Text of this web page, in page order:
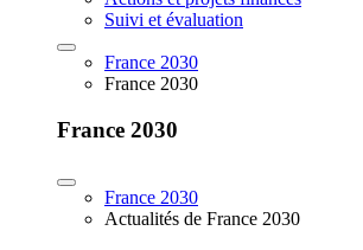
Suivi et évaluation
France 2030
France 2030
France 2030
France 2030
Actualités de France 2030